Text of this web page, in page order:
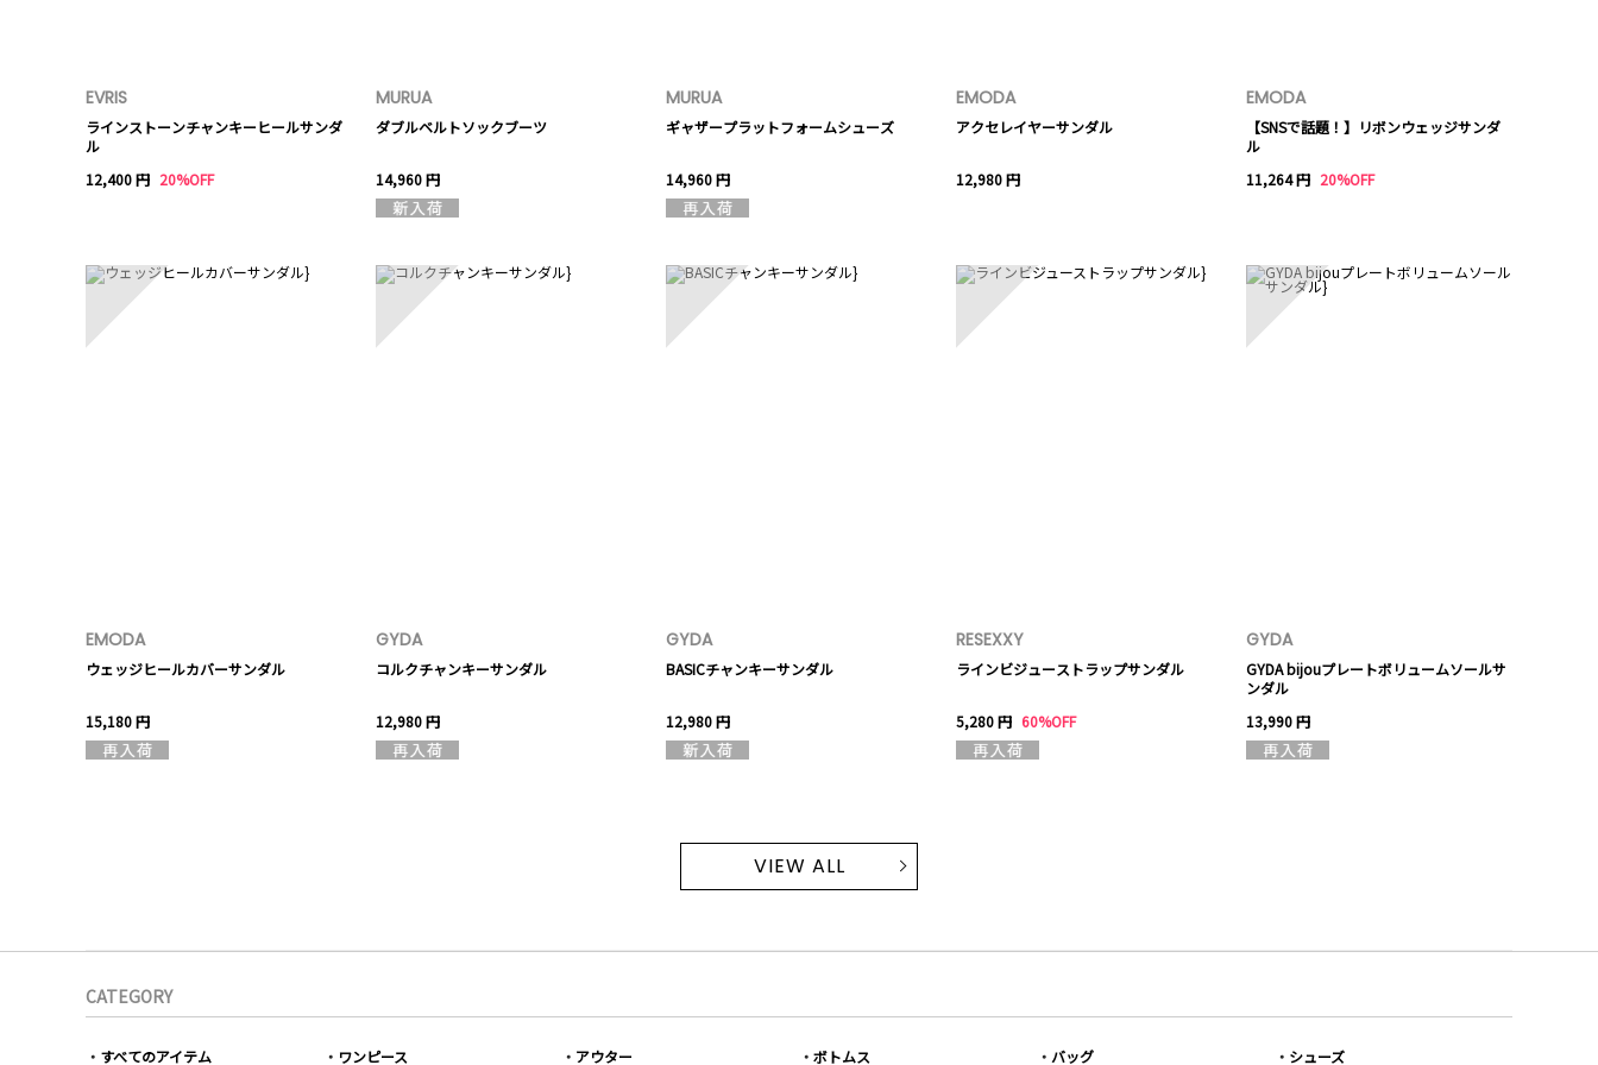
EVRIS
ラインストーンチャンキーヒールサンダ
ル
12,400 円 20%OFF
MURUA
ダブルベルトソックブーツ
14,960 円
MURUA
ギャザープラットフォームシューズ
14,960 円
EMODA
アクセレイヤーサンダル
12,980 円
EMODA
【SNSで話題！】リボンウェッジサンダ
ル
11,264 円 20%OFF
EMODA
ウェッジヒールカバーサンダル
15,180 円
GYDA
コルクチャンキーサンダル
12,980 円
GYDA
BASICチャンキーサンダル
12,980 円
RESEXXY
ラインビジューストラップサンダル
5,280 円 60%OFF
GYDA
GYDA bijouプレートボリュームソールサ
ンダル
13,990 円
VIEW ALL
CATEGORY
すべてのアイテム ワンピース アウター ボトムス バッグ シューズ